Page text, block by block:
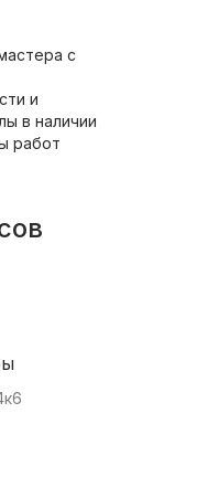
с
и
в наличии
работ